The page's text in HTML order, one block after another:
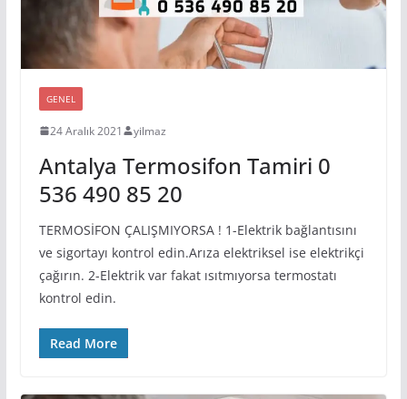
GENEL
24 Aralık 2021 yilmaz
Antalya Termosifon Tamiri 0
536 490 85 20
TERMOSİFON ÇALIŞMIYORSA ! 1-Elektrik bağlantısını
ve sigortayı kontrol edin.Arıza elektriksel ise elektrikçi
çağırın. 2-Elektrik var fakat ısıtmıyorsa termostatı
kontrol edin.
Read More